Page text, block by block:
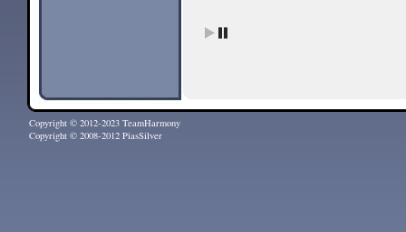
Copyright © 2012-2023 TeamHarmony
Copyright © 2008-2012 PiasSilver